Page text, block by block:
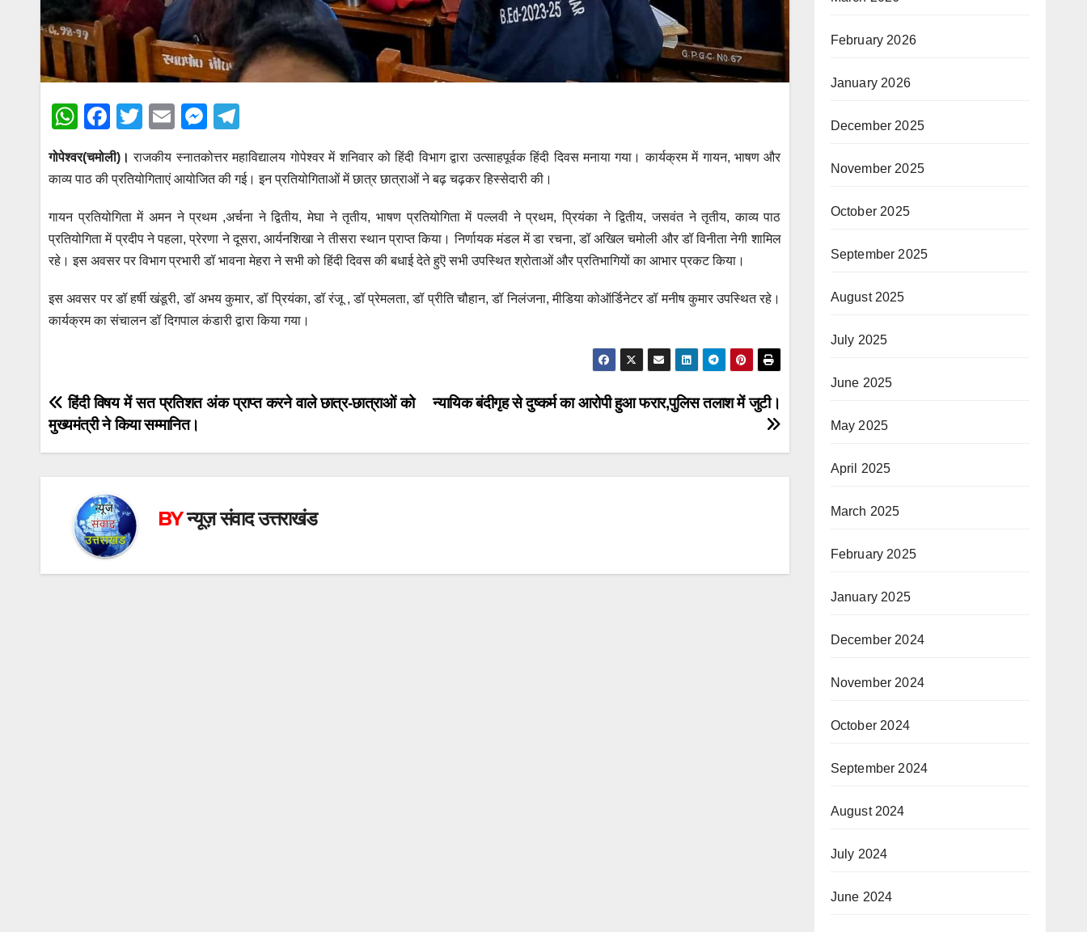
W
at
A
p
p
F
a
c
e
b
o
o
k
T
tt
E
ail
M
e
ss
n
g
er
e
gr
a
m
गोपेश्वर(चमोली)। राजकीय स्नातकोत्तर महाविद्यालय गोपेश्वर में शनिवार को हिंदी विभाग द्वारा उत्साहपूर्वक हिंदी दिवस मनाया गया। कार्यक्रम में गायन, भाषण और
काव्य पाठ की प्रतियोगिताएं आयोजित की गई। इन प्रतियोगिताओं में छात्र छात्राओं ने बढ़ चढ़कर हिस्सेदारी की।
गायन प्रतियोगिता में अमन ने प्रथम ,अर्चना ने द्वितीय, मेघा ने तृतीय, भाषण प्रतियोगिता में पल्लवी ने प्रथम, प्रियंका ने द्वितीय, जसवंत ने तृतीय, काव्य पाठ
प्रतियोगिता में प्रदीप ने पहला, प्रेरणा ने दूसरा, आर्यनशिखा ने तीसरा स्थान प्राप्त किया। निर्णायक मंडल में डा रचना, डॉ अखिल चमोली और डॉ विनीता नेगी शामिल
रहे। इस अवसर पर विभाग प्रभारी डॉ भावना मेहरा ने सभी को हिंदी दिवस की बधाई देते हुऎ सभी उपस्थित श्रोताओं और प्रतिभागियों का आभार प्रकट किया।
इस अवसर पर डॉ हर्षी खंडूरी, डॉ अभय कुमार, डॉ प्रियंका, डॉ रंजू , डॉ प्रेमलता, डॉ प्रीति चौहान, डॉ निलंजना, मीडिया कोऑर्डिनेटर डॉ मनीष कुमार उपस्थित रहे।
कार्यक्रम का संचालन डॉ दिगपाल कंडारी द्वारा किया गया।
Post
navigation
न्यायिक बंदीगृह से दुष्कर्म का आरोपी हुआ फरार,पुलिस तलाश में जुटी।
हिंदी विषय में सत प्रतिशत अंक प्राप्त करने वाले छात्र-छात्राओं को
मुख्यमंत्री ने किया सम्मानित।
BYन्यूज़ संवाद उत्तराखंड
February 2026
January 2026
December 2025
November 2025
October 2025
September 2025
August 2025
July 2025
June 2025
May 2025
April 2025
March 2025
February 2025
January 2025
December 2024
November 2024
October 2024
September 2024
August 2024
July 2024
June 2024